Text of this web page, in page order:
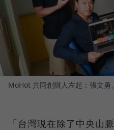
MoHot 共同創辦人左起：張文勇
「台灣現在除了中央山